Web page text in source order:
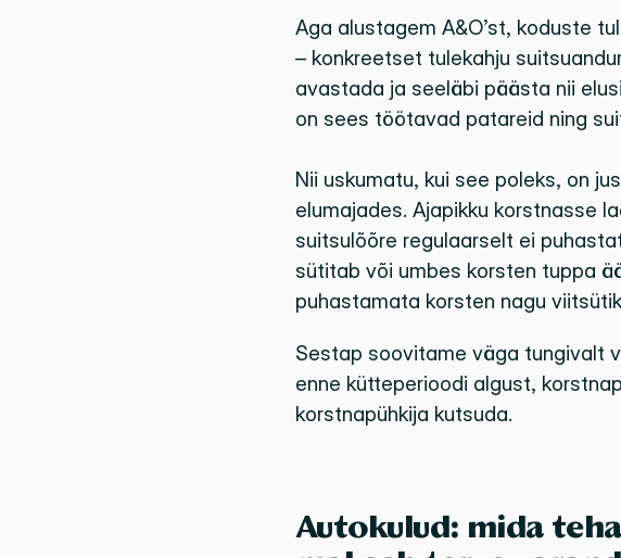
Aga alustagem A&O’st, koduste
– konkreetset tulekahju
avastada ja seeläbi päästa nii
on sees töötavad patareid ning
Nii uskumatu, kui see poleks, on
elumajades. Ajapikku korstnasse
suitsulõõre regulaarselt ei
sütitab või umbes korsten tuppa
puhastamata korsten nagu
Sestap soovitame väga tungivalt
enne kütteperioodi algust,
korstnapühkija kutsuda.
Autokulud: mida